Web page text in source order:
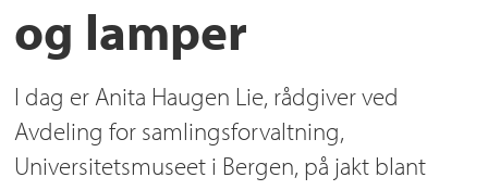
og lamper
I dag er Anita Haugen Lie, rådgiver ved
Avdeling for samlingsforvaltning,
Universitetsmuseet i Bergen, på jakt blant